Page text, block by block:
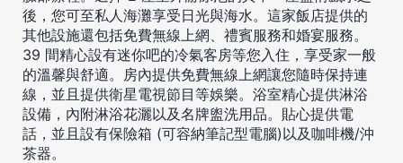
後，您可至私人海灘享受日光與海水。這家飯店提供的
其他設施還包括免費無線上網、禮賓服務和婚宴服務。
39 間精心設有迷你吧的冷氣客房等您入住，享受家一般
的溫馨與舒適。房內提供免費無線上網讓您隨時保持連
線，並且提供衛星電視節目等娛樂。浴室精心提供淋浴
設備，內附淋浴花灑以及名牌盥洗用品。貼心提供電
話，並且設有保險箱 (可容納筆記型電腦)以及咖啡機/沖
茶器。